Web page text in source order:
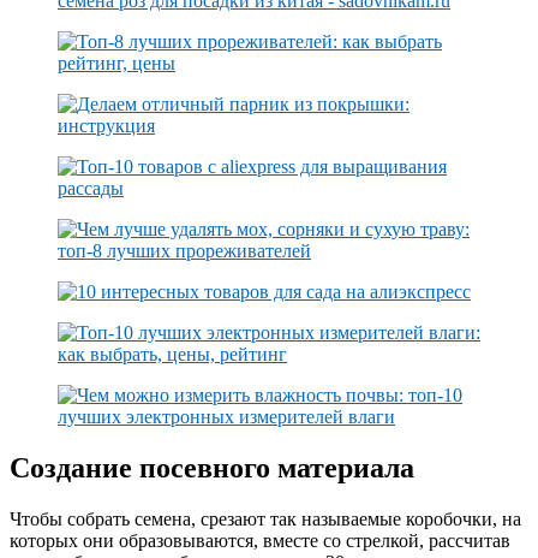
Создание посевного материала
Чтобы собрать семена, срезают так называемые коробочки, на
которых они образовываются, вместе со стрелкой, рассчитав